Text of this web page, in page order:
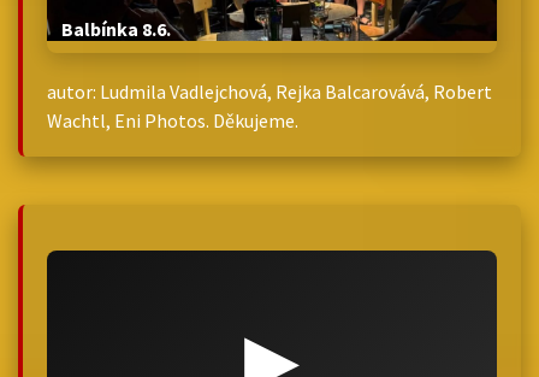
Balbínka 8.6.
autor: Ludmila Vadlejchová, Rejka Balcarovává, Robert
Wachtl, Eni Photos. Děkujeme.
▶